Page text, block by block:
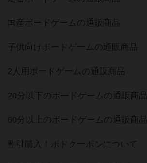
国産ボードゲームの通販商品
子供向けボードゲームの通販商品
2人用ボードゲームの通販商品
20分以下のボードゲームの通販商品
60分以上のボードゲームの通販商品
割引購入！ボドクーポンについて